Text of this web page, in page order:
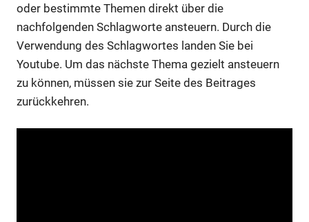
oder bestimmte Themen direkt über die
nachfolgenden Schlagworte ansteuern. Durch die
Verwendung des Schlagwortes landen Sie bei
Youtube. Um das nächste Thema gezielt ansteuern
zu können, müssen sie zur Seite des Beitrages
zurückkehren.